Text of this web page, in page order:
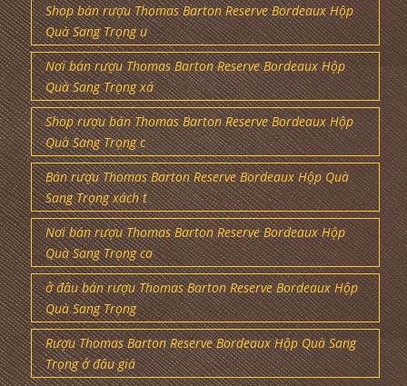
Shop bán rượu Thomas Barton Reserve Bordeaux Hộp
Quà Sang Trọng u
Nơi bán rượu Thomas Barton Reserve Bordeaux Hộp
Quà Sang Trọng xá
Shop rượu bán Thomas Barton Reserve Bordeaux Hộp
Quà Sang Trọng c
Bán rượu Thomas Barton Reserve Bordeaux Hộp Quà
Sang Trọng xách t
Nơi bán rượu Thomas Barton Reserve Bordeaux Hộp
Quà Sang Trọng ca
ở đâu bán rượu Thomas Barton Reserve Bordeaux Hộp
Quà Sang Trọng
Rượu Thomas Barton Reserve Bordeaux Hộp Quà Sang
Trọng ở đâu giá